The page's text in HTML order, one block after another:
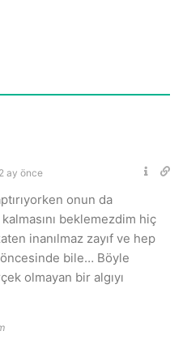
2 ay önce
onun da
kalmasını beklemezdim hiç
inanılmaz zayıf ve hep
bile… Böyle
olmayan bir algıyı